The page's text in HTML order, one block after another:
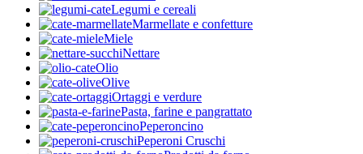
Legumi e cereali
Marmellate e confetture
Miele
Nettare
Olio
Olive
Ortaggi e verdure
Pasta, farine e pangrattato
Peperoncino
Peperoni Cruschi